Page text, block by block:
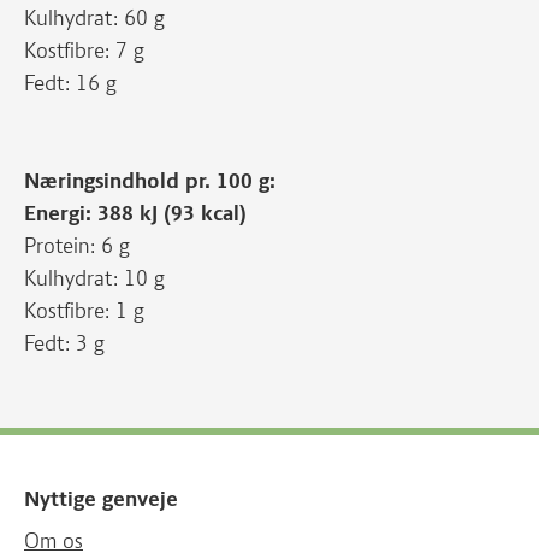
Kulhydrat: 60 g
Kostfibre: 7 g
Fedt: 16 g
Næringsindhold pr. 100 g:
Energi: 388 kJ (93 kcal)
Protein: 6 g
Kulhydrat: 10 g
Kostfibre: 1 g
Fedt: 3 g
Nyttige genveje
Om os